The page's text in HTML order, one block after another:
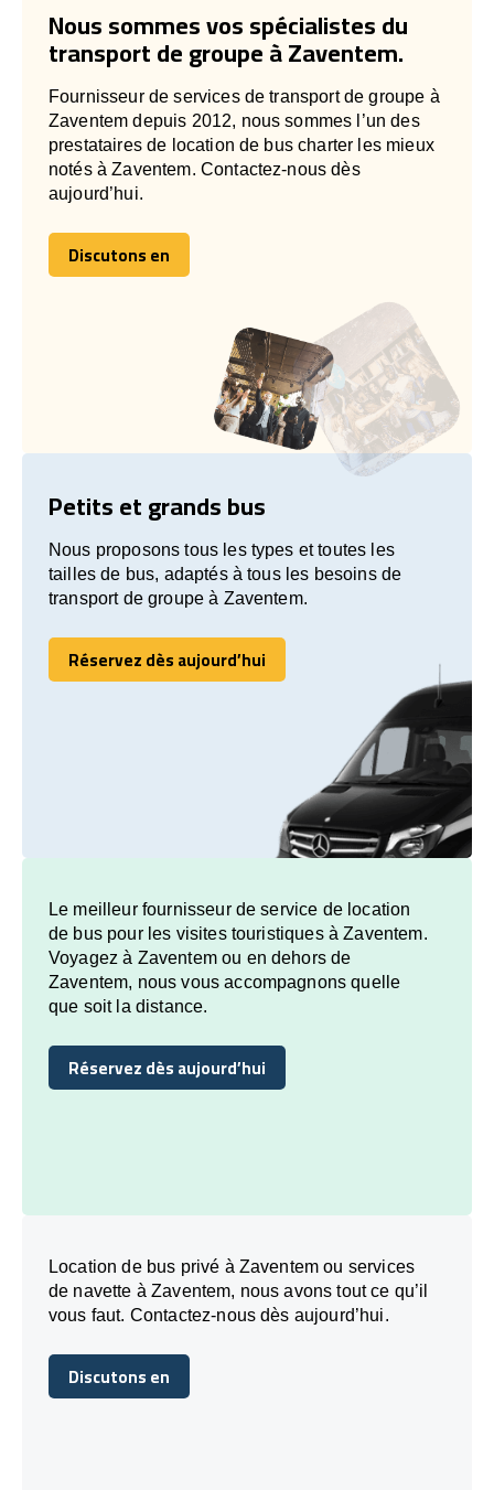
Nous sommes vos spécialistes du
transport de groupe à Zaventem.
Fournisseur de services de transport de groupe à
Zaventem depuis 2012, nous sommes l’un des
prestataires de location de bus charter les mieux
notés à Zaventem. Contactez-nous dès
aujourd’hui.
Discutons en
Discutons en
Petits et grands bus
Nous proposons tous les types et toutes les
tailles de bus, adaptés à tous les besoins de
transport de groupe à Zaventem.
Réservez dès aujourd’hui
Réservez dès aujourd’hui
Le meilleur fournisseur de service de location
de bus pour les visites touristiques à Zaventem.
Voyagez à Zaventem ou en dehors de
Zaventem, nous vous accompagnons quelle
que soit la distance.
Réservez dès aujourd’hui
Réservez dès aujourd’hui
Location de bus privé à Zaventem ou services
de navette à Zaventem, nous avons tout ce qu’il
vous faut. Contactez-nous dès aujourd’hui.
Discutons en
Discutons en